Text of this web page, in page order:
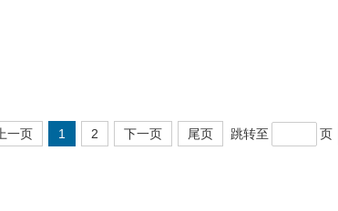
上一页 1 2 下一页 尾页 跳转至 页